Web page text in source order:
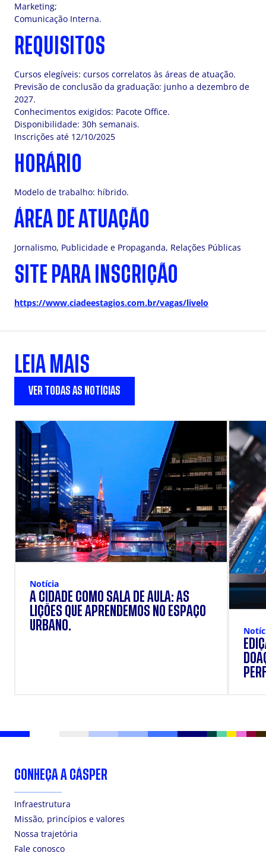
Marketing;
Comunicação Interna.
REQUISITOS
Cursos elegíveis: cursos correlatos às áreas de atuação.
Previsão de conclusão da graduação: junho a dezembro de
2027.
Conhecimentos exigidos: Pacote Office.
Disponibilidade: 30h semanais.
Inscrições até 12/10/2025
HORÁRIO
Modelo de trabalho: híbrido.
ÁREA DE ATUAÇÃO
Jornalismo, Publicidade e Propaganda, Relações Públicas
SITE PARA INSCRIÇÃO
https://www.ciadeestagios.com.br/vagas/livelo
LEIA MAIS
VER TODAS AS NOTÍCIAS
Notícia
A CIDADE COMO SALA DE AULA: AS
LIÇÕES QUE APRENDEMOS NO ESPAÇO
URBANO.
CONHEÇA A CÁSPER
Infraestrutura
Missão, princípios e valores
Nossa trajetória
Fale conosco